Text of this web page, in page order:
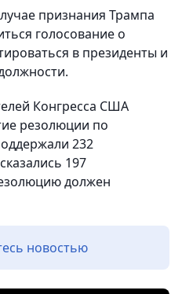
признания Трампа
голосование о
в президенты и
Конгресса США
резолюции по
232
197
должен
новостью